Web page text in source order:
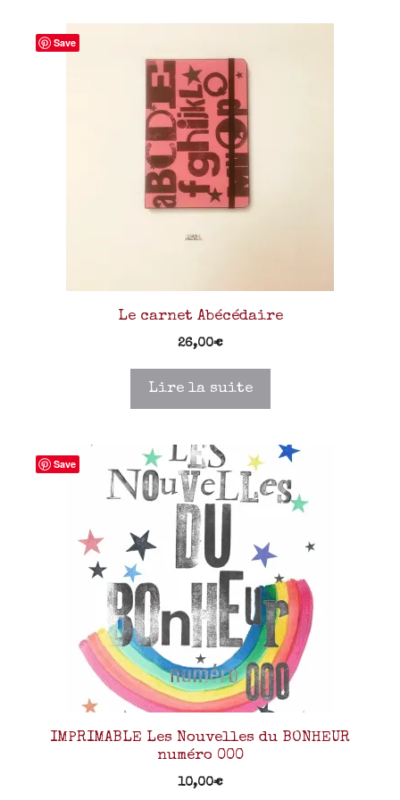
Save
Le carnet Abécédaire
26,00€
Lire la suite
Save
IMPRIMABLE Les Nouvelles du BONHEUR
numéro 000
10,00€